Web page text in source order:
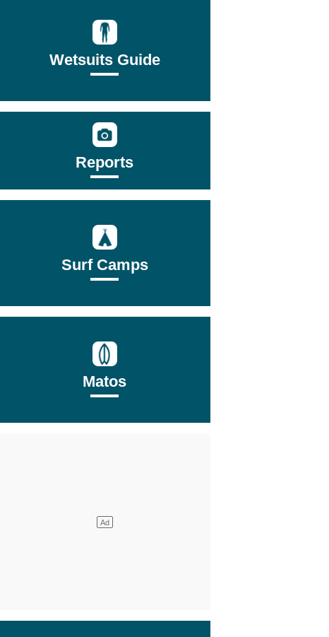
Wetsuits Guide
Reports
Surf Camps
Matos